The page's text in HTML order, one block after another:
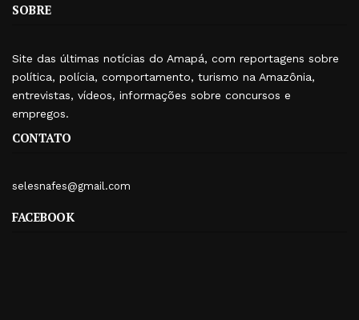
SOBRE
Site das últimas notícias do Amapá, com reportagens sobre
política, polícia, comportamento, turismo na Amazônia,
entrevistas, vídeos, informações sobre concursos e
empregos.
CONTATO
selesnafes@gmail.com
FACEBOOK